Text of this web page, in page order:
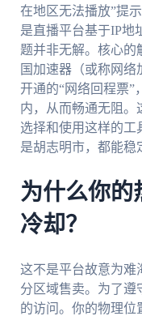
在地区无法播放”提
是直播平台基于IP地
题并非无解。核心的
国加速器（或称网
开通的“网络回程票”
内，从而畅通无阻。
选择和使用这样的工
是胡志明市，都能稳
为什么你的
冷却？
这不是平台故意为难
分区域售卖。为了遵
的访问。你的物理位